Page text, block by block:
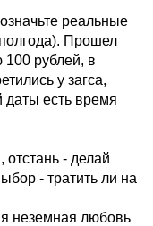
реальные
Прошел
100 рублей, в
у загса,
даты есть время
- делай
- тратить ли на
неземная любовь